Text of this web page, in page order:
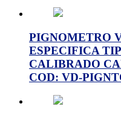
PIGNOMETRO
ESPECIFICA
CALIBRADO
COD: VD-